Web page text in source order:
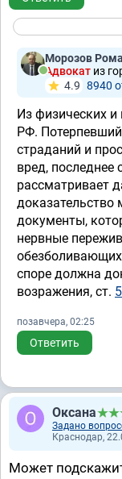
Морозов
Адвокат из
4.9 8940
Из физических и
РФ. Потерпевший
страданий и
вред, последнее
рассматривает
документы,
нервные
споре должна
возражения, ст.
позавчера, 02:25
Ответить
Оксана
Задано
Краснодар,
Может